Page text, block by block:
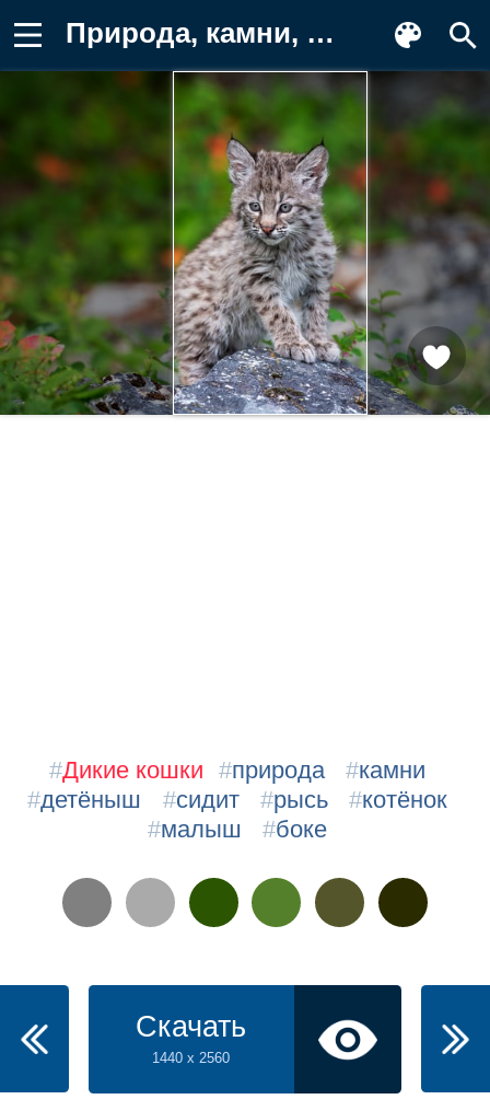
Природа, камни, детёныш, сидит, рысь Обои для телефона
#Дикие кошки #природа #камни
#детёныш #сидит #рысь #котёнок
#малыш #боке
Скачать
1440 x 2560